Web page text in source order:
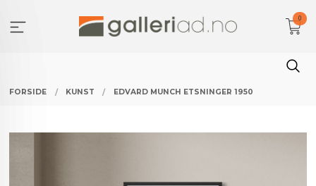
innholdet
0
FORSIDE KUNST EDVARD MUNCH ETSNINGER 1950